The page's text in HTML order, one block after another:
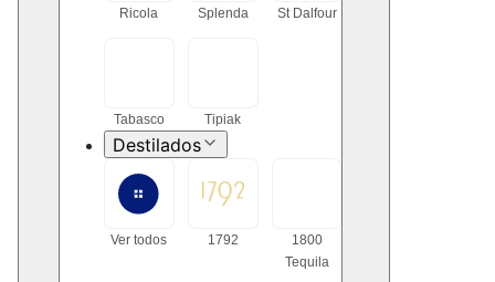
Ricola Splenda St Dalfour
Tabasco Tipiak
Destilados
Ver todos 1792
1800
Tequila